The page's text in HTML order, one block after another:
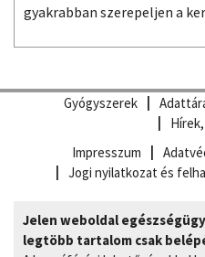
gyakrabban szerepeljen a
Gyógyszerek
Impresszum
Jogi nyilatkozat és
Jelen weboldal
legtöbb tartalom csak